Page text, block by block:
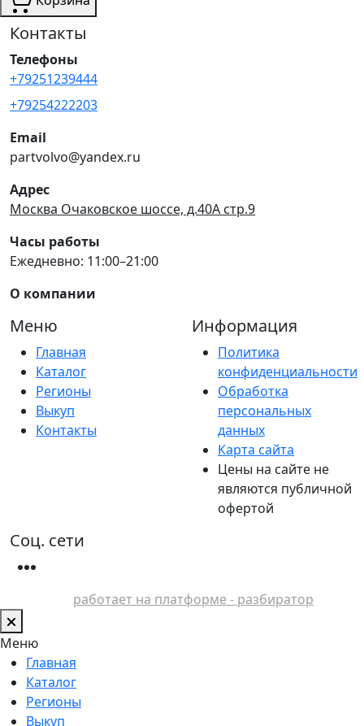
Контакты
Телефоны
+79251239444
+79254222203
Email
partvolvo@yandex.ru
Адрес
Москва Очаковское шоссе, д.40А стр.9
Часы работы
Ежедневно: 11:00–21:00
О компании
Меню
Главная
Каталог
Регионы
Выкуп
Контакты
Информация
Политика
конфиденциальности
Обработка
персональных
данных
Карта сайта
Цены на сайте не
являются публичной
офертой
Соц. сети
работает на платформе - разбиратор
Меню
Главная
Каталог
Регионы
Выкуп